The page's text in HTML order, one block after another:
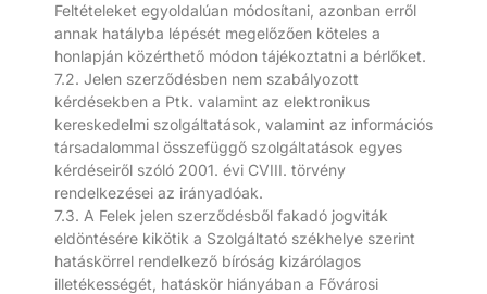
Feltételeket egyoldalúan módosítani, azonban erről
annak hatályba lépését megelőzően köteles a
honlapján közérthető módon tájékoztatni a bérlőket.
7.2. Jelen szerződésben nem szabályozott
kérdésekben a Ptk. valamint az elektronikus
kereskedelmi szolgáltatások, valamint az információs
társadalommal összefüggő szolgáltatások egyes
kérdéseiről szóló 2001. évi CVIII. törvény
rendelkezései az irányadóak.
7.3. A Felek jelen szerződésből fakadó jogviták
eldöntésére kikötik a Szolgáltató székhelye szerint
hatáskörrel rendelkező bíróság kizárólagos
illetékességét, hatáskör hiányában a Fővárosi